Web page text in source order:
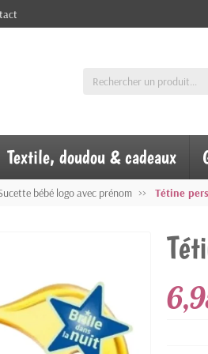
Textile, doudou & cadeaux
bébé logo avec prénom Tétine